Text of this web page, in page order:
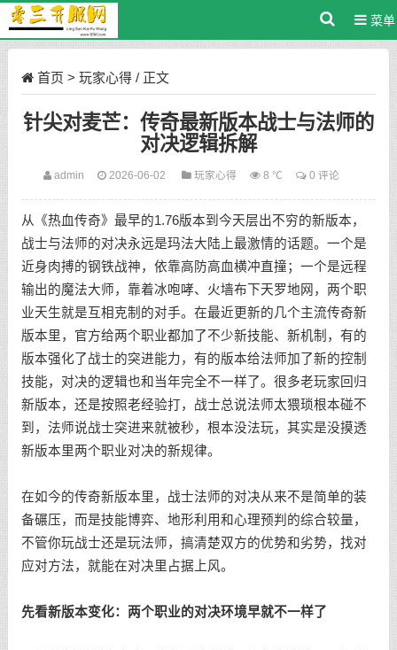
菜单
首页 > 玩家心得/ 正文
针尖对麦芒：传奇最新版本战士与法师的
对决逻辑拆解
admin 2026-06-02 玩家心得 8 ℃ 0 评论
从《热血传奇》最早的1.76版本到今天层出不穷的新版本，
战士与法师的对决永远是玛法大陆上最激情的话题。一个是
近身肉搏的钢铁战神，依靠高防高血横冲直撞；一个是远程
输出的魔法大师，靠着冰咆哮、火墙布下天罗地网，两个职
业天生就是互相克制的对手。在最近更新的几个主流传奇新
版本里，官方给两个职业都加了不少新技能、新机制，有的
版本强化了战士的突进能力，有的版本给法师加了新的控制
技能，对决的逻辑也和当年完全不一样了。很多老玩家回归
新版本，还是按照老经验打，战士总说法师太猥琐根本碰不
到，法师说战士突进来就被秒，根本没法玩，其实是没摸透
新版本里两个职业对决的新规律。
在如今的传奇新版本里，战士法师的对决从来不是简单的装
备碾压，而是技能博弈、地形利用和心理预判的综合较量，
不管你玩战士还是玩法师，搞清楚双方的优势和劣势，找对
应对方法，就能在对决里占据上风。
先看新版本变化：两个职业的对决环境早就不一样了